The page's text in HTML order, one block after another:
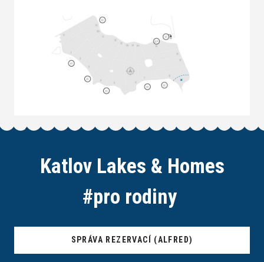
Katlov Lakes & Homes
#pro rodiny
SPRÁVA REZERVACÍ (ALFRED)